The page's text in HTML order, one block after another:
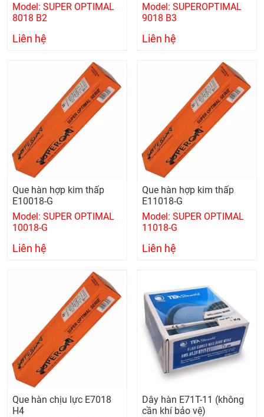
Model: SUPER OPTIMAL
8018 B2
Liên hệ
Model: SUPEROPTIMAL
9018 B3
Liên hệ
Que hàn hợp kim thấp
E10018-G
Model: SUPER OPTIMAL
10018-G
Liên hệ
Que hàn hợp kim thấp
E11018-G
Model: SUPER OPTIMAL
11018-G
Liên hệ
Que hàn chịu lực E7018
H4
Dây hàn E71T-11 (không
cần khí bảo vệ)